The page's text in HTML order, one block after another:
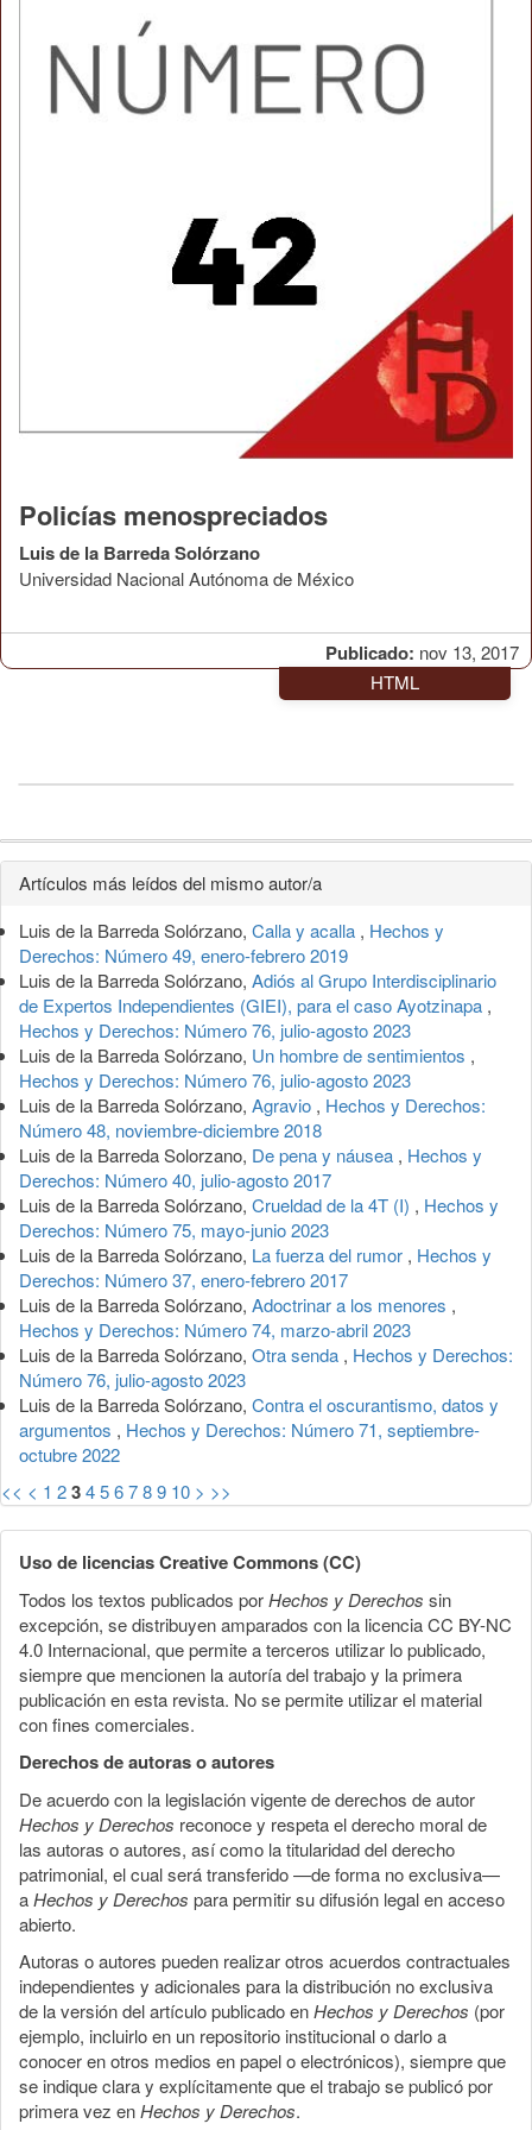
Publicado: nov 13, 2017
Policías menospreciados
Luis de la Barreda Solórzano
Universidad Nacional Autónoma de México
HTML
Detalles
del
artículo
Artículos más leídos del mismo autor/a
Luis de la Barreda Solórzano, Calla y acalla , Hechos y
Derechos: Número 49, enero-febrero 2019
Luis de la Barreda Solórzano, Adiós al Grupo Interdisciplinario
de Expertos Independientes (GIEI), para el caso Ayotzinapa ,
Hechos y Derechos: Número 76, julio-agosto 2023
Luis de la Barreda Solórzano, Un hombre de sentimientos ,
Hechos y Derechos: Número 76, julio-agosto 2023
Luis de la Barreda Solórzano, Agravio , Hechos y Derechos:
Número 48, noviembre-diciembre 2018
Luis de la Barreda Solorzano, De pena y náusea , Hechos y
Derechos: Número 40, julio-agosto 2017
Luis de la Barreda Solórzano, Crueldad de la 4T (I) , Hechos y
Derechos: Número 75, mayo-junio 2023
Luis de la Barreda Solórzano, La fuerza del rumor , Hechos y
Derechos: Número 37, enero-febrero 2017
Luis de la Barreda Solórzano, Adoctrinar a los menores ,
Hechos y Derechos: Número 74, marzo-abril 2023
Luis de la Barreda Solórzano, Otra senda , Hechos y Derechos:
Número 76, julio-agosto 2023
Luis de la Barreda Solórzano, Contra el oscurantismo, datos y
argumentos , Hechos y Derechos: Número 71, septiembre-
octubre 2022
<< < 1 23456789 10 > >>
Uso de licencias Creative Commons (CC)
Todos los textos publicados porHechos y Derechos sin
excepción, se distribuyen amparados con la licencia CC BY-NC
4.0 Internacional, que permite a terceros utilizar lo publicado,
siempre que mencionen la autoría del trabajo y la primera
publicación en esta revista. No se permite utilizar el material
con fines comerciales.
Derechos de autoras o autores
De acuerdo con la legislación vigente de derechos de autor
Hechos y Derechos reconoce y respeta el derecho moral de
las autoras o autores, así como la titularidad del derecho
patrimonial, el cual será transferido —de forma no exclusiva—
aHechos y Derechos para permitir su difusión legal en acceso
abierto.
Autoras o autores pueden realizar otros acuerdos contractuales
independientes y adicionales para la distribución no exclusiva
de la versión del artículo publicado enHechos y Derechos (por
ejemplo, incluirlo en un repositorio institucional o darlo a
conocer en otros medios en papel o electrónicos), siempre que
se indique clara y explícitamente que el trabajo se publicó por
primera vez enHechos y Derechos.